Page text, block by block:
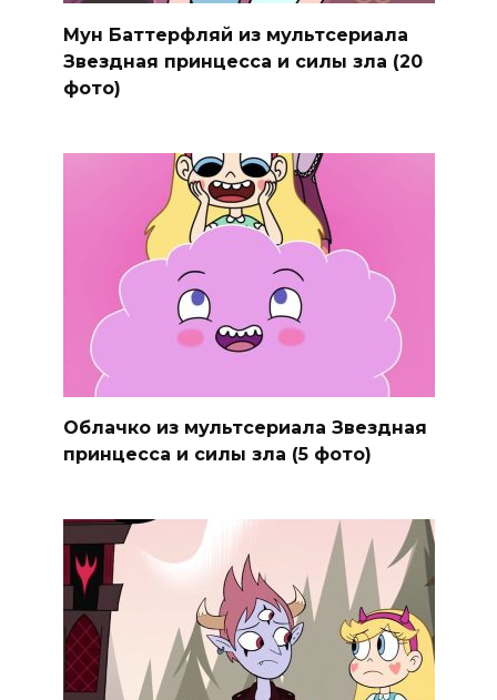
Мун Баттерфляй из мультсериала
Звездная принцесса и силы зла (20
фото)
Облачко из мультсериала Звездная
принцесса и силы зла (5 фото)